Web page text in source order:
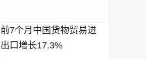
前7个月中国货物贸易进
出口增长17.3%